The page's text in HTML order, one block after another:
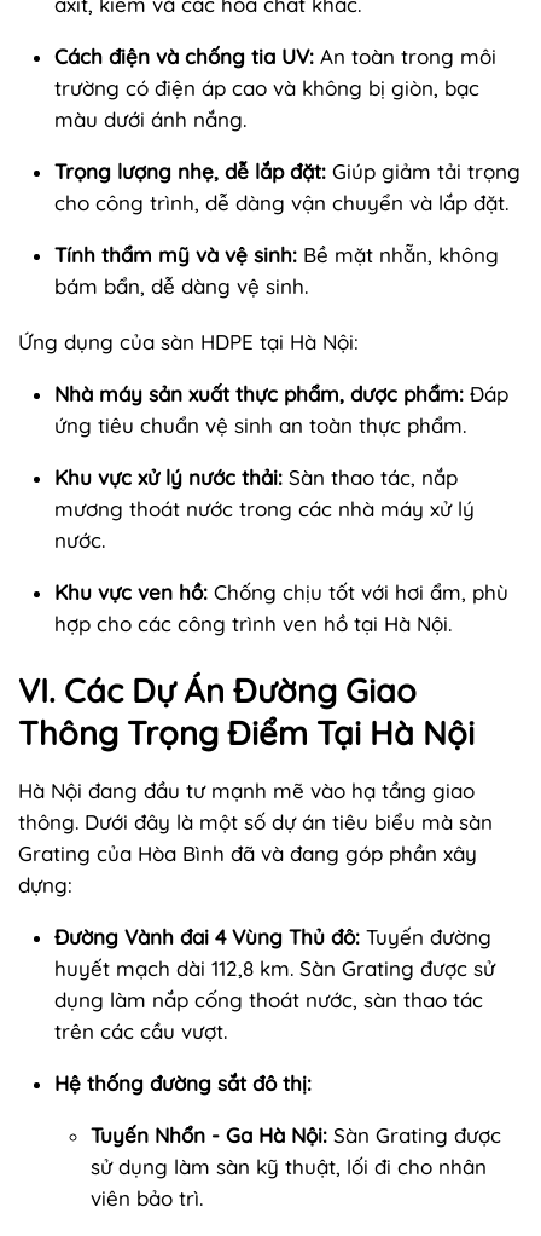
Cách điện và chống tia UV: An toàn trong môi
trường có điện áp cao và không bị giòn, bạc
màu dưới ánh nắng.
Trọng lượng nhẹ, dễ lắp đặt: Giúp giảm tải trọng
cho công trình, dễ dàng vận chuyển và lắp đặt.
Tính thẩm mỹ và vệ sinh: Bề mặt nhẵn, không
bám bẩn, dễ dàng vệ sinh.
Ứng dụng của sàn HDPE tại Hà Nội:
Nhà máy sản xuất thực phẩm, dược phẩm: Đáp
ứng tiêu chuẩn vệ sinh an toàn thực phẩm.
Khu vực xử lý nước thải: Sàn thao tác, nắp
mương thoát nước trong các nhà máy xử lý
nước.
Khu vực ven hồ: Chống chịu tốt với hơi ẩm, phù
hợp cho các công trình ven hồ tại Hà Nội.
VI. Các Dự Án Đường Giao
Thông Trọng Điểm Tại Hà Nội
Hà Nội đang đầu tư mạnh mẽ vào hạ tầng giao
thông. Dưới đây là một số dự án tiêu biểu mà sàn
Grating của Hòa Bình đã và đang góp phần xây
dựng:
Đường Vành đai 4 Vùng Thủ đô: Tuyến đường
huyết mạch dài 112,8 km. Sàn Grating được sử
dụng làm nắp cống thoát nước, sàn thao tác
trên các cầu vượt.
Hệ thống đường sắt đô thị:
Tuyến Nhổn - Ga Hà Nội: Sàn Grating được
sử dụng làm sàn kỹ thuật, lối đi cho nhân
viên bảo trì.